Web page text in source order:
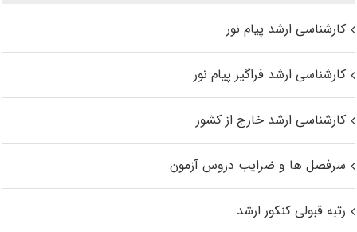
کارشناسی ارشد پیام نور
کارشناسی ارشد فراگیر پیام نور
کارشناسی ارشد خارج از کشور
سرفصل ها و ضرایب دروس آزمون
رتبه قبولی کنکور ارشد